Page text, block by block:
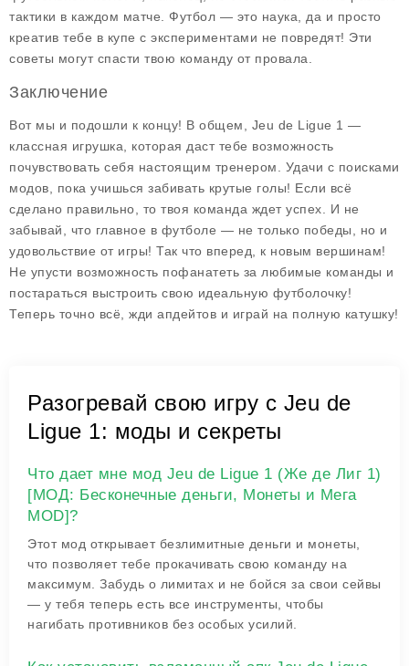
тактики в каждом матче. Футбол — это наука, да и просто
креатив тебе в купе с экспериментами не повредят! Эти
советы могут спасти твою команду от провала.
Заключение
Вот мы и подошли к концу! В общем, Jeu de Ligue 1 —
классная игрушка, которая даст тебе возможность
почувствовать себя настоящим тренером. Удачи с поисками
модов, пока учишься забивать крутые голы! Если всё
сделано правильно, то твоя команда ждет успех. И не
забывай, что главное в футболе — не только победы, но и
удовольствие от игры! Так что вперед, к новым вершинам!
Не упусти возможность пофанатеть за любимые команды и
постараться выстроить свою идеальную футболочку!
Теперь точно всё, жди апдейтов и играй на полную катушку!
Разогревай свою игру с Jeu de
Ligue 1: моды и секреты
Что дает мне мод Jeu de Ligue 1 (Же де Лиг 1)
[МОД: Бесконечные деньги, Монеты и Мега
MOD]?
Этот мод открывает безлимитные деньги и монеты,
что позволяет тебе прокачивать свою команду на
максимум. Забудь о лимитах и не бойся за свои сейвы
— у тебя теперь есть все инструменты, чтобы
нагибать противников без особых усилий.